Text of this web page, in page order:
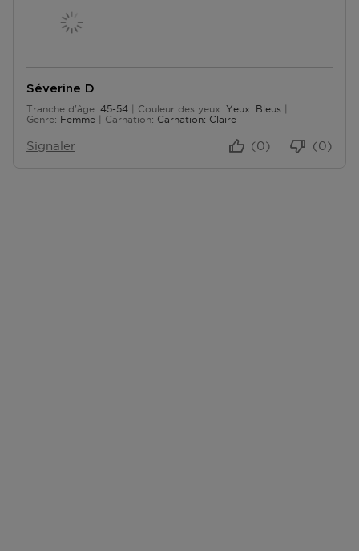
Séverine D
Tranche d'âge
De 45 à 54 45-54 Couleur des yeux
Yeux: Bleus
Genre
Femme Carnation Carnation: Claire
Signaler (0)
(0)